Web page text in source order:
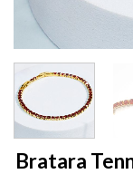
Bratara